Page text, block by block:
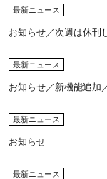
最新ニュース
お知らせ／次週は休刊
最新ニュース
お知らせ／新機能追加
最新ニュース
お知らせ
最新ニュース